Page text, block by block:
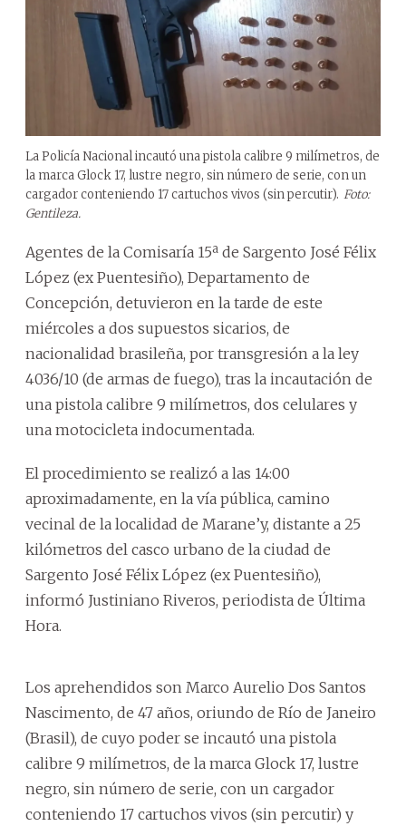
La Policía Nacional incautó una pistola calibre 9 milímetros, de
la marca Glock 17, lustre negro, sin número de serie, con un
cargador conteniendo 17 cartuchos vivos (sin percutir). Foto:
Gentileza.
Agentes de la Comisaría 15ª de Sargento José Félix
López (ex Puentesiño), Departamento de
Concepción, detuvieron en la tarde de este
miércoles a dos supuestos sicarios, de
nacionalidad brasileña, por transgresión a la ley
4036/10 (de armas de fuego), tras la incautación de
una pistola calibre 9 milímetros, dos celulares y
una motocicleta indocumentada.
El procedimiento se realizó a las 14:00
aproximadamente, en la vía pública, camino
vecinal de la localidad de Marane’y, distante a 25
kilómetros del casco urbano de la ciudad de
Sargento José Félix López (ex Puentesiño),
informó Justiniano Riveros, periodista de Última
Hora.
Los aprehendidos son Marco Aurelio Dos Santos
Nascimento, de 47 años, oriundo de Río de Janeiro
(Brasil), de cuyo poder se incautó una pistola
calibre 9 milímetros, de la marca Glock 17, lustre
negro, sin número de serie, con un cargador
conteniendo 17 cartuchos vivos (sin percutir) y